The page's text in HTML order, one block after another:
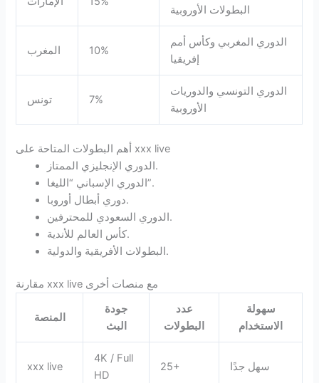
البطولات الأوروبية
المغرب 10%
الدوري المغربي وكأس أمم
إفريقيا
تونس 7%
الدوري التونسي والدوريات
الأوروبية
أهم البطولات المتاحة على xxx live
الدوري الإنجليزي الممتاز.
الدوري الإسباني “الليغا”.
دوري أبطال أوروبا.
الدوري السعودي للمحترفين.
كأس العالم للأندية.
البطولات الأفريقية والدولية.
مقارنة xxx live مع منصات أخرى
المنصة
جودة
البث
عدد
البطولات
سهولة
الاستخدام
xxx live
4K / Full
HD
25+ سهل جدًا